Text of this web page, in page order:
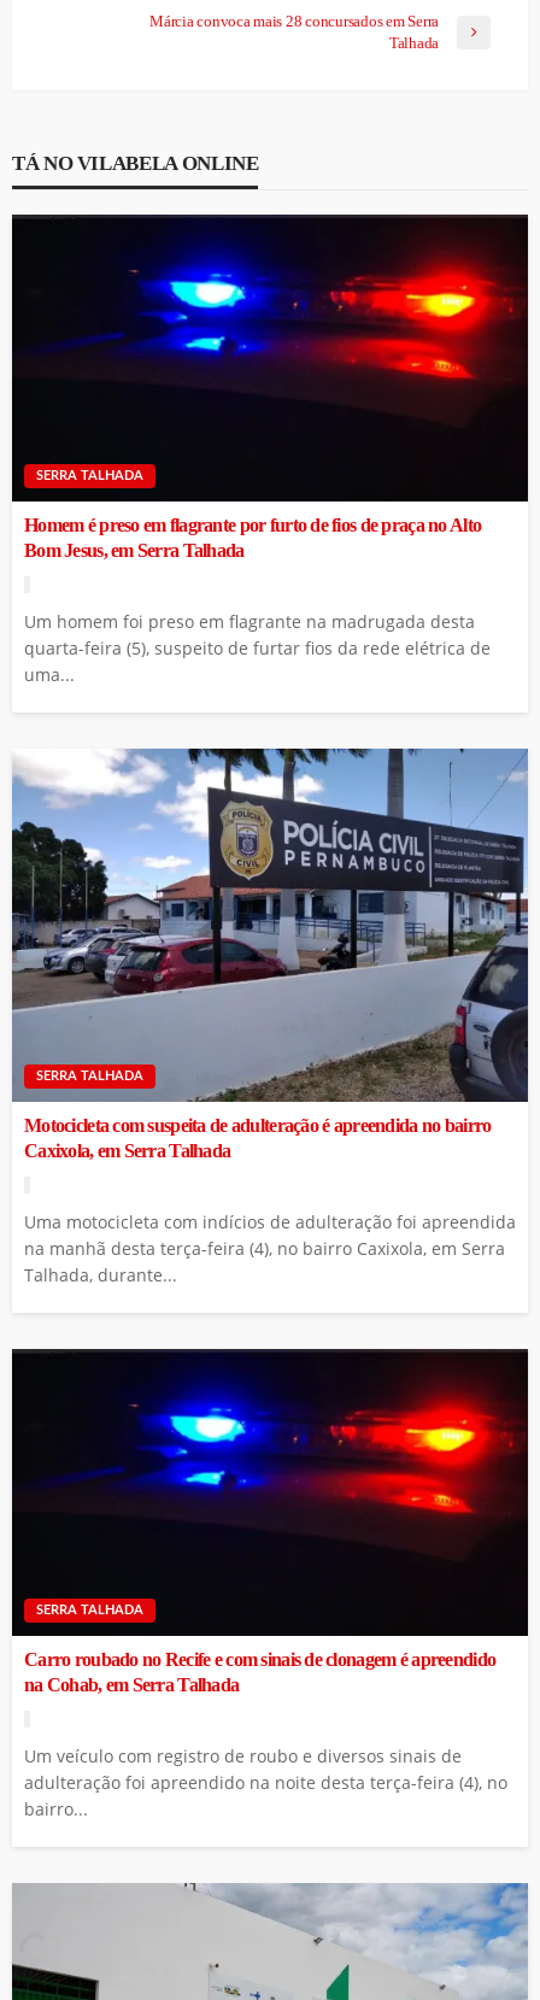
Márcia convoca mais 28 concursados em Serra
Talhada
TÁ NO VILABELA ONLINE
SERRA TALHADA
Homem é preso em flagrante por furto de fios de praça no Alto
Bom Jesus, em Serra Talhada
Um homem foi preso em flagrante na madrugada desta
quarta-feira (5), suspeito de furtar fios da rede elétrica de
uma...
SERRA TALHADA
Motocicleta com suspeita de adulteração é apreendida no bairro
Caxixola, em Serra Talhada
Uma motocicleta com indícios de adulteração foi apreendida
na manhã desta terça-feira (4), no bairro Caxixola, em Serra
Talhada, durante...
SERRA TALHADA
Carro roubado no Recife e com sinais de clonagem é apreendido
na Cohab, em Serra Talhada
Um veículo com registro de roubo e diversos sinais de
adulteração foi apreendido na noite desta terça-feira (4), no
bairro...